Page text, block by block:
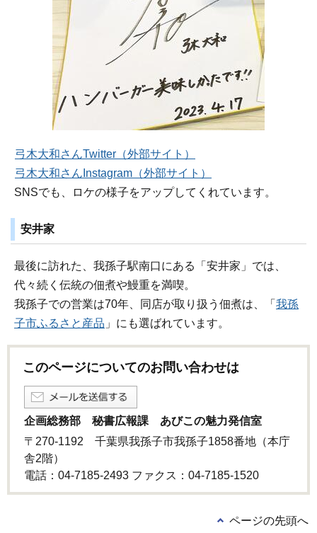
弓木大和さんTwitter（外部サイト）
弓木大和さんInstagram（外部サイト）
SNSでも、ロケの様子をアップしてくれています。
安井家
最後に訪れた、我孫子駅南口にある「安井家」では、
代々続く伝統の佃煮や鰻重を満喫。
我孫子での営業は70年、同店が取り扱う佃煮は、「 我孫
子市ふるさと産品 」にも選ばれています。
このページについてのお問い合わせは
企画総務部 秘書広報課 あびこの魅力発信室
〒270-1192 千葉県我孫子市我孫子1858番地（本庁
舎2階）
電話：04-7185-2493 ファクス：04-7185‐1520
ページの先頭へ